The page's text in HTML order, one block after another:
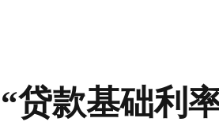
贷款基础利